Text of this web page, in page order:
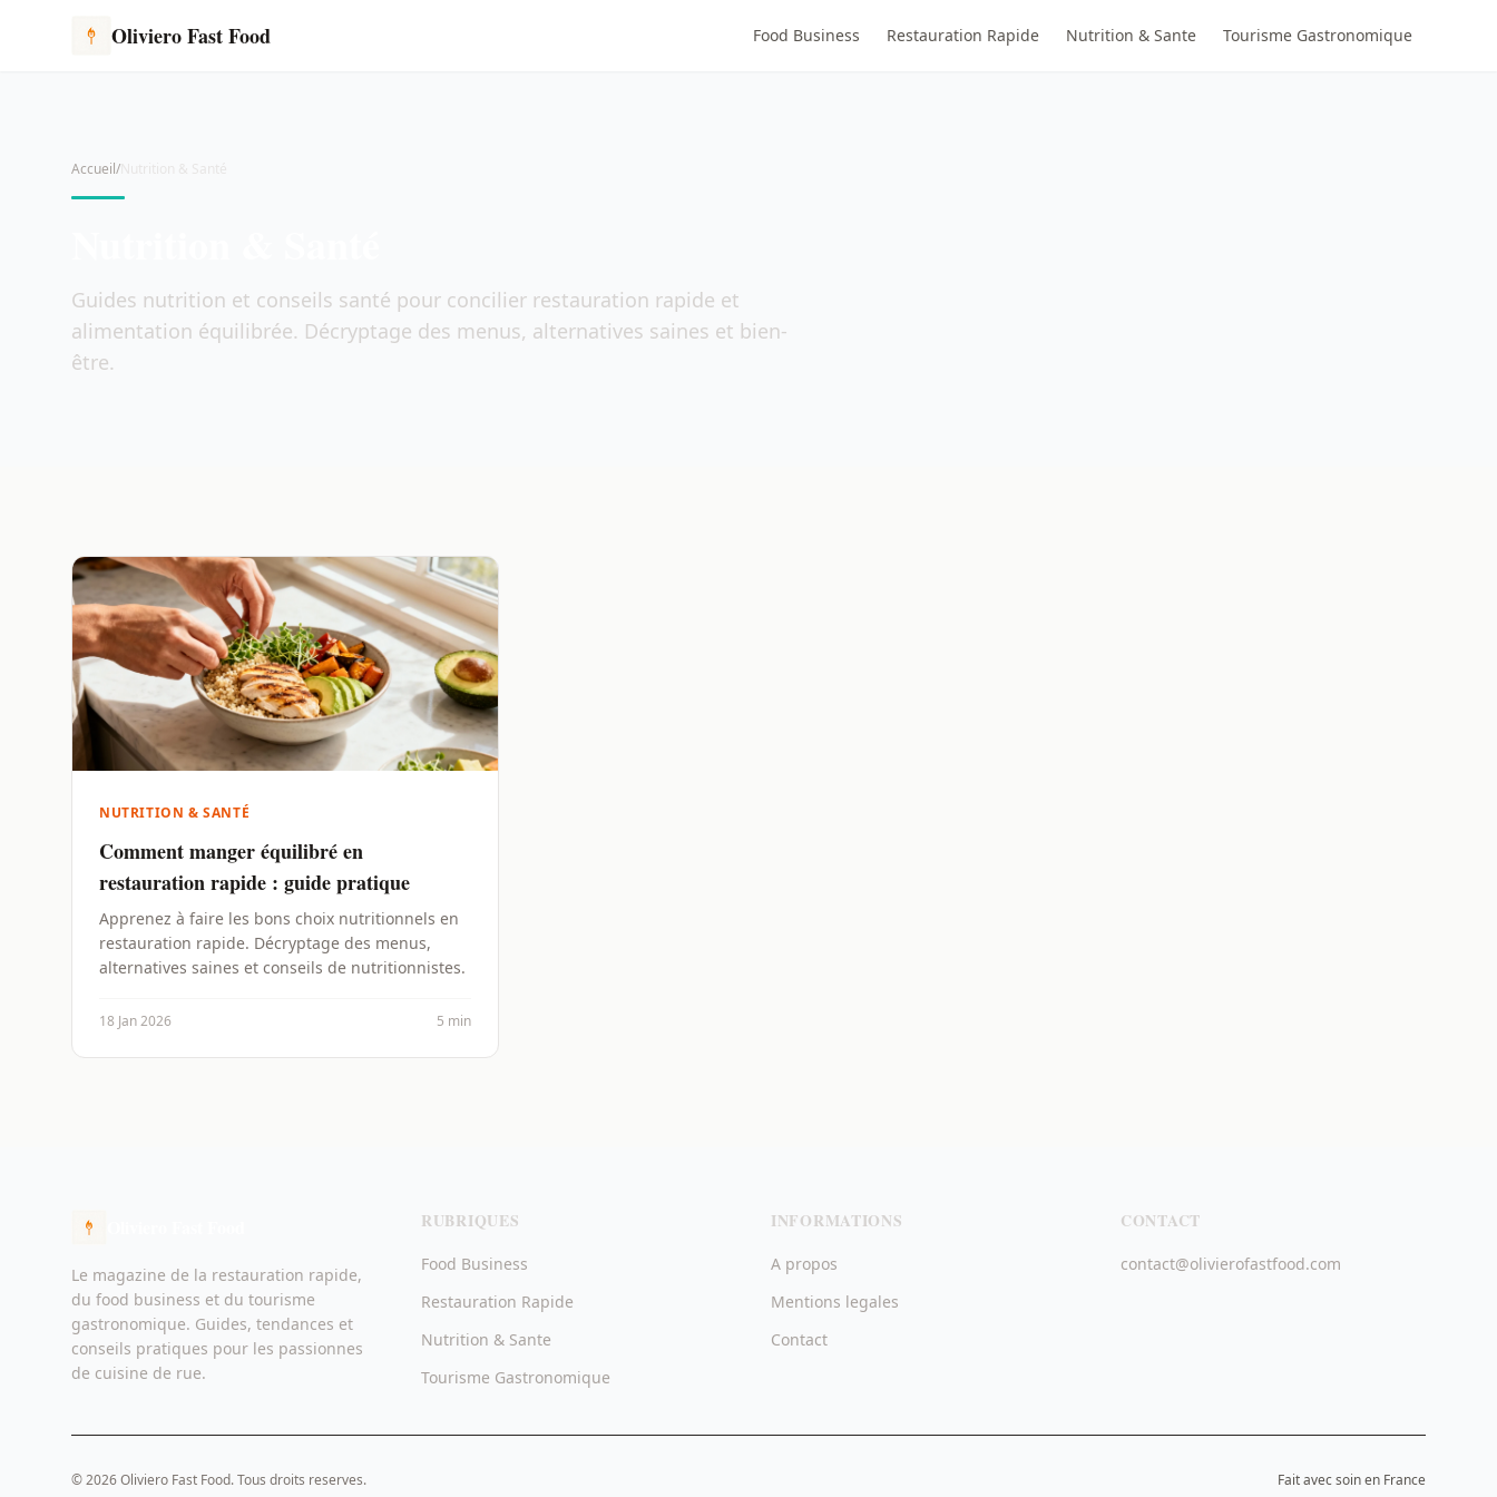
Oliviero Fast Food Food Business Restauration Rapide Nutrition & Sante Tourisme Gastronomique
Accueil/
Guides nutrition et conseils santé pour concilier restauration rapide et
alimentation équilibrée. Décryptage des menus, alternatives saines et bien-
être.
NUTRITION & SANTÉ
Comment manger équilibré en
restauration rapide : guide pratique
Apprenez à faire les bons choix nutritionnels en
restauration rapide. Décryptage des menus,
alternatives saines et conseils de nutritionnistes.
18 Jan 2026 5 min
Le magazine de la restauration rapide,
du food business et du tourisme
gastronomique. Guides, tendances et
conseils pratiques pour les passionnes
de cuisine de rue.
RUBRIQUES
Food Business
Restauration Rapide
Nutrition & Sante
Tourisme Gastronomique
INFORMATIONS
A propos
Mentions legales
Contact
CONTACT
contact@olivierofastfood.com
© 2026 Oliviero Fast Food. Tous droits reserves. Fait avec soin en France